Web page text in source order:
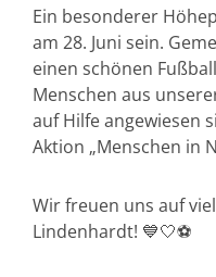
Ein besonderer
am 28. Juni sein.
einen schönen
Menschen aus
auf Hilfe angewiesen
Aktion „Menschen in
Wir freuen uns auf
Lindenhardt! 💙🤍⚽